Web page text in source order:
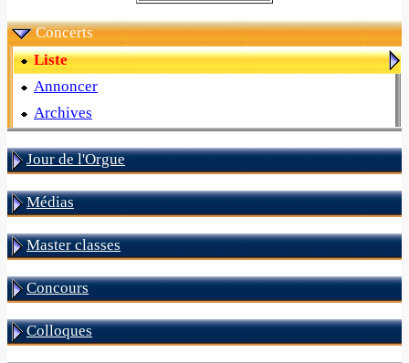
Concerts
Liste
Annoncer
Archives
Jour de l'Orgue
Médias
Master classes
Concours
Colloques